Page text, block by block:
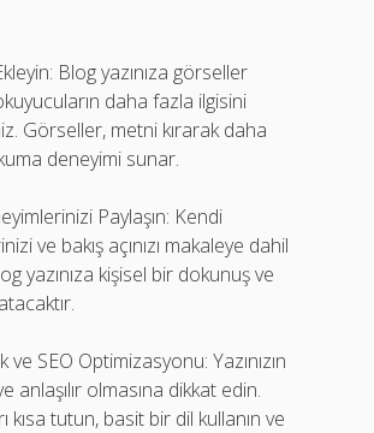
Blog yazınıza görseller
daha fazla ilgisini
Görseller, metni kırarak daha
deneyimi sunar.
Paylaşın: Kendi
ve bakış açınızı makaleye dahil
yazınıza kişisel bir dokunuş ve
ve SEO Optimizasyonu: Yazınızın
anlaşılır olmasına dikkat edin.
kısa tutun, basit bir dil kullanın ve